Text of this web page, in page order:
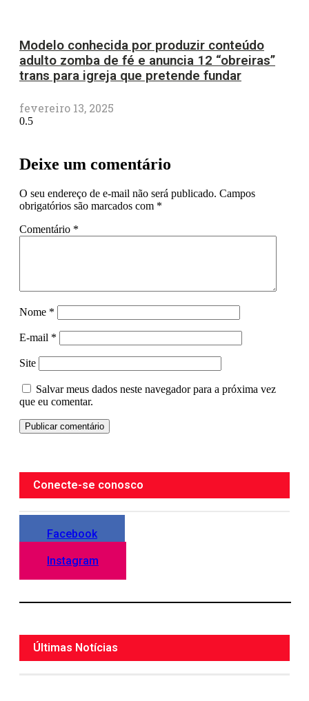
Modelo conhecida por produzir conteúdo
adulto zomba de fé e anuncia 12 “obreiras”
trans para igreja que pretende fundar
fevereiro 13, 2025
Deixe um comentário
O seu endereço de e-mail não será publicado. Campos
obrigatórios são marcados com *
Comentário *
Nome *
E-mail *
Site
Salvar meus dados neste navegador para a próxima vez
que eu comentar.
Conecte-se conosco
Facebook
Instagram
Últimas Notícias